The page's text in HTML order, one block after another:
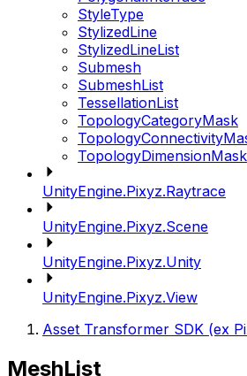
StyleType
StylizedLine
StylizedLineList
Submesh
SubmeshList
TessellationList
TopologyCategoryMask
TopologyDimensionMask
UnityEngine.Pixyz.Raytrace
UnityEngine.Pixyz.Scene
UnityEngine.Pixyz.Unity
UnityEngine.Pixyz.View
Asset Transformer SDK (ex
MeshList